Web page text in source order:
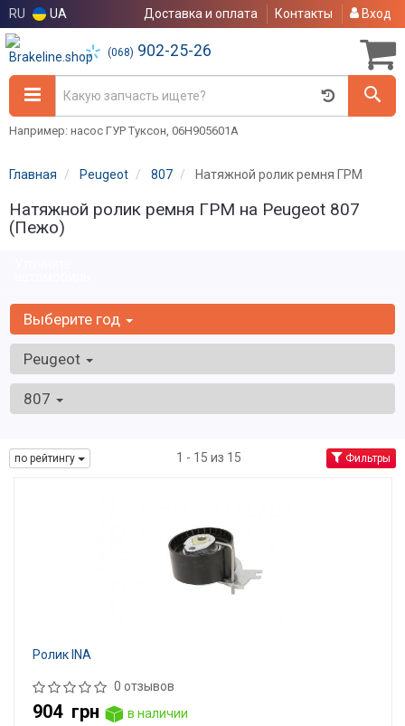
RU UA Доставка и оплата Контакты Вход
(068) 902-25-26
Например: насос ГУР Туксон, 06H905601A
Главная Peugeot 807 Натяжной ролик ремня ГРМ
Натяжной ролик ремня ГРМ на Peugeot 807
(Пежо)
Выберите год
Peugeot
807
по рейтингу 1 - 15 из 15 Фильтры
Ролик INA
0 отзывов
904 грн
в наличии